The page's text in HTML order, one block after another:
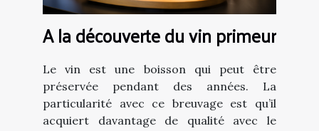
A la découverte du vin primeur
Le vin est une boisson qui peut être
préservée pendant des années. La
particularité avec ce breuvage est qu’il
acquiert davantage de qualité avec le